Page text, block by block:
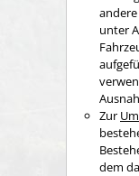
unter
Zur
dem